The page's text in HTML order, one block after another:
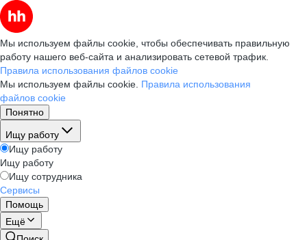
Мы используем файлы cookie, чтобы обеспечивать правильную
работу нашего веб-сайта и анализировать сетевой трафик.
Правила использования файлов cookie
Мы используем файлы cookie. Правила использования
файлов cookie
Понятно
Ищу работу
Ищу работу
Ищу работу
Ищу сотрудника
Сервисы
Помощь
Ещё